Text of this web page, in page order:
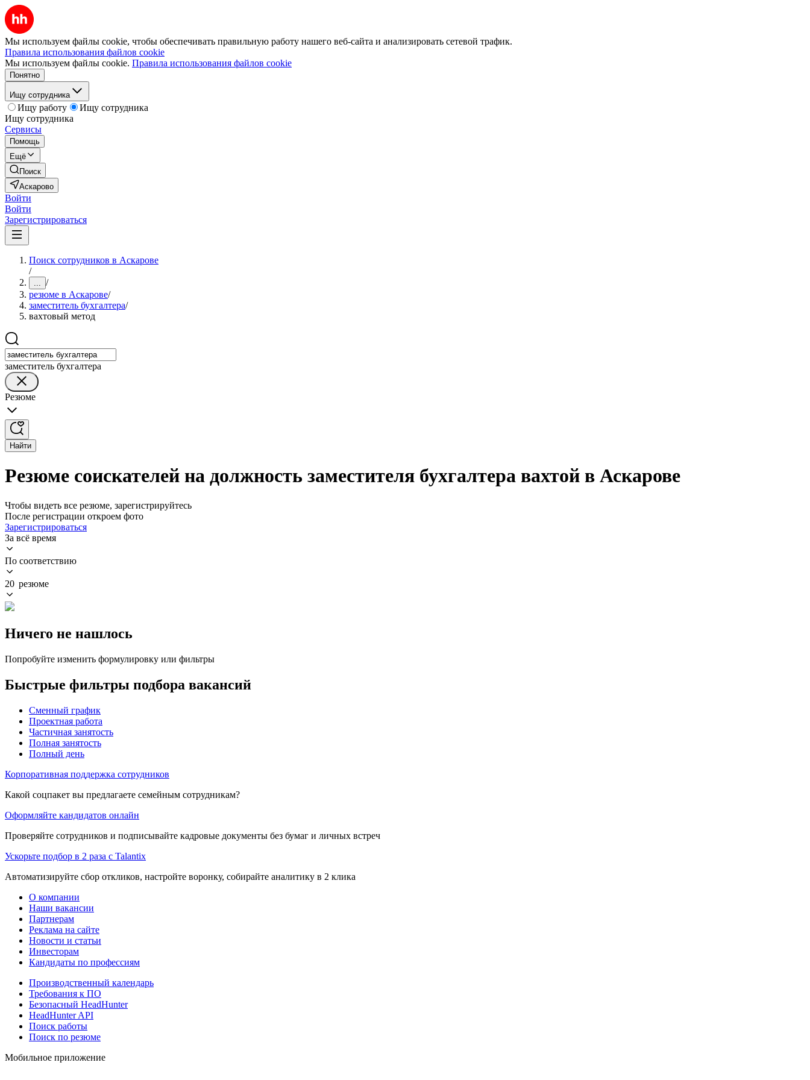
Мы используем файлы cookie, чтобы обеспечивать правильную работу нашего веб-сайта и анализировать сетевой трафик.
Правила использования файлов cookie
Мы используем файлы cookie. Правила использования файлов cookie
Понятно
Ищу сотрудника
Ищу работу
Ищу сотрудника
Ищу сотрудника
Сервисы
Помощь
Ещё
Поиск
Аскарово
Войти
Войти
Зарегистрироваться
Поиск сотрудников в Аскарове
/
... /
резюме в Аскарове/
заместитель бухгалтера/
вахтовый метод
заместитель бухгалтера
Резюме
Найти
Резюме соискателей на должность заместителя бухгалтера вахтой в Аскарове
Чтобы видеть все резюме, зарегистрируйтесь
После регистрации откроем фото
Зарегистрироваться
За всё время
По соответствию
20 резюме
Ничего не нашлось
Попробуйте изменить формулировку или фильтры
Быстрые фильтры подбора вакансий
Сменный график
Проектная работа
Частичная занятость
Полная занятость
Полный день
Корпоративная поддержка сотрудников
Какой соцпакет вы предлагаете семейным сотрудникам?
Оформляйте кандидатов онлайн
Проверяйте сотрудников и подписывайте кадровые документы без бумаг и личных встреч
Ускорьте подбор в 2 раза с Talantix
Автоматизируйте сбор откликов, настройте воронку, собирайте аналитику в 2 клика
О компании
Наши вакансии
Партнерам
Реклама на сайте
Новости и статьи
Инвесторам
Кандидаты по профессиям
Производственный календарь
Требования к ПО
Безопасный HeadHunter
HeadHunter API
Поиск работы
Поиск по резюме
Мобильное приложение